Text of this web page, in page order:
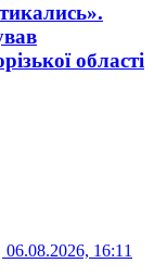
області
06.08.2026, 16:11